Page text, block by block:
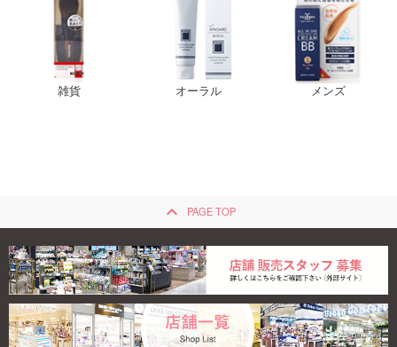
雑貨 オーラル メンズ
keyboard_arrow_up PAGE TOP